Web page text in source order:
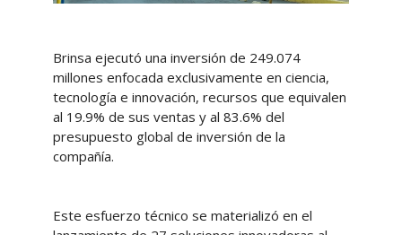
Brinsa ejecutó una inversión de 249.074
millones enfocada exclusivamente en ciencia,
tecnología e innovación, recursos que equivalen
al 19.9% de sus ventas y al 83.6% del
presupuesto global de inversión de la
compañía.
Este esfuerzo técnico se materializó en el